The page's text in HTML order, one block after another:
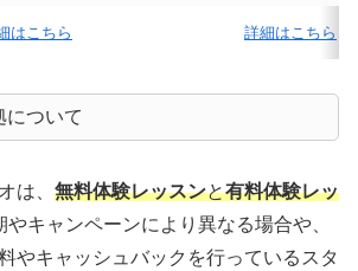
はこちら 詳細はこちら
について
は、 無料体験レッスンと有料体験レッ
やキャンペーンにより異なる場合や、
やキャッシュバックを行っているスタ